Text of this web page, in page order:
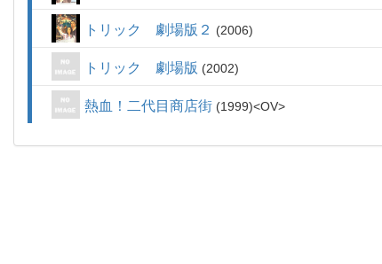
トリック 劇場版２ 2006
トリック 劇場版 2002
熱血！二代目商店街 1999 OV